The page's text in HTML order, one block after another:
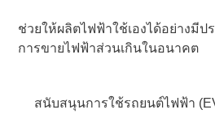
ช่วยให้ผลิตไฟฟ้าใช้เองได้อย่างมี
การขายไฟฟ้าส่วนเกินในอนาคต
สนับสนุนการใช้รถยนต์ไฟฟ้า